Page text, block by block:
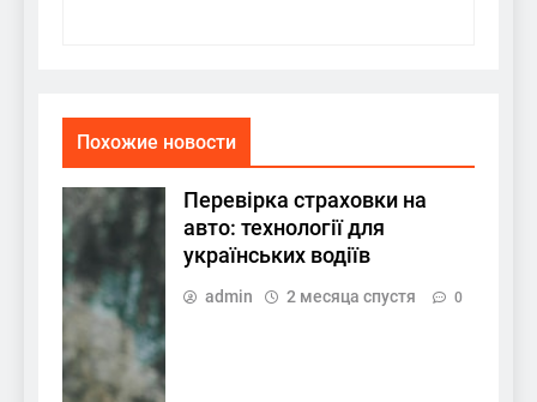
Похожие новости
Перевірка страховки на
авто: технології для
українських водіїв
admin 2 месяца спустя 0